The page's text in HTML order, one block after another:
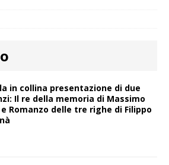
in collina presentazione di due
Il re della memoria di Massimo
Romanzo delle tre righe di Filippo